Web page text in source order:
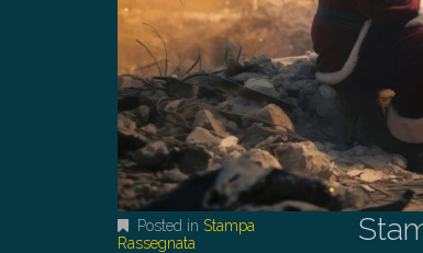
Posted in Stampa
Rassegnata